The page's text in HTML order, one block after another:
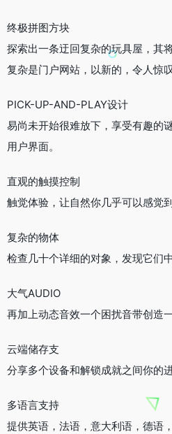
终极拼图方块
探索出一条迂回复杂的玩具屋，其
复杂是门户网站，以新的，令人惊叹
PICK-UP-AND-PLAY设计
易尚未开始很难放下，享受有趣的
用户界面。
直观的触摸控制
触觉体验，让自然你几乎可以感觉
复杂的物体
检查几十个详细的对象，发现它们
大气AUDIO
再加上动态音效一个困扰音带创造
云端储存支
分享多个设备和解锁成就之间你的进
多语言支持
提供英语，法语，意大利语，德语